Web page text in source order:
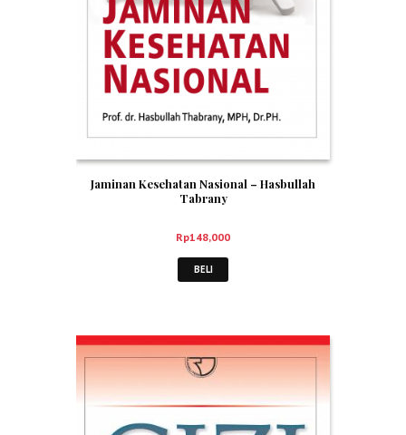
Jaminan Kesehatan Nasional – Hasbullah
Tabrany
Rp148,000
BELI